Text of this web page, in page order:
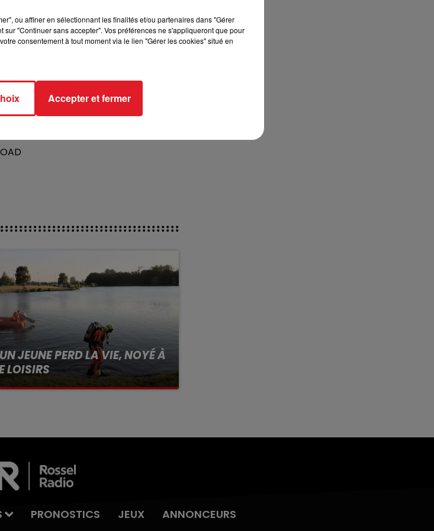
JEUNE PERD LA VIE, NOYÉ À
LOISIRS
à pic
PRONOSTICS JEUX ANNONCEURS
ou affiner en sélectionnant les finalités et/ou partenaires dans "Gérer
"Continuer sans accepter". Vos préférences ne s'appliqueront que pour
consentement à tout moment via le lien "Gérer les cookies" situé en
Accepter et fermer